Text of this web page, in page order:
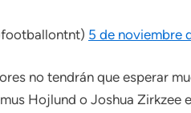
5 de noviembre
no tendrán que esperar
Hojlund o Joshua Zirkzee